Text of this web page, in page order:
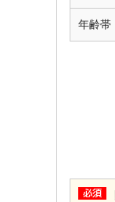
年齢帯